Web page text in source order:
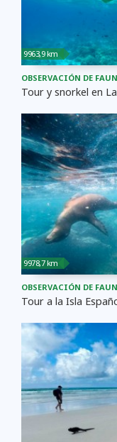
9963,9 km
OBSERVACIÓN DE
Tour y snorkel en
9978,7 km
OBSERVACIÓN DE
Tour a la Isla